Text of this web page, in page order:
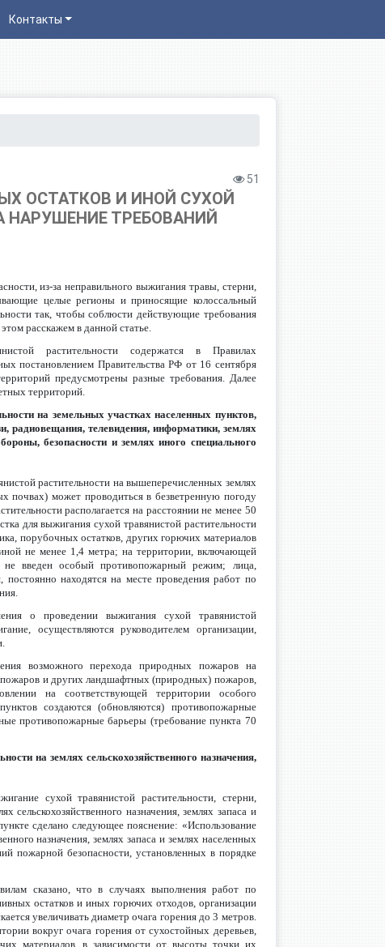
Контакты
51
ОСТАТКОВ И ИНОЙ СУХОЙ
НАРУШЕНИЕ ТРЕБОВАНИЙ
из-за неправильного выжигания травы, стерни,
целые регионы и приносящие колоссальный
так, чтобы соблюсти действующие требования
расскажем в данной статье.
растительности содержатся в Правилах
постановлением Правительства РФ от 16 сентября
предусмотрены разные требования. Далее
территорий.
на земельных участках населенных пунктов,
радиовещания, телевидения, информатики, землях
безопасности и землях иного специального
растительности на вышеперечисленных землях
почвах) может проводиться в безветренную погоду
располагается на расстоянии не менее 50
для выжигания сухой травянистой растительности
порубочных остатков, других горючих материалов
не менее 1,4 метра; на территории, включающей
не введен особый противопожарный режим; лица,
находятся на месте проведения работ по
о проведении выжигания сухой травянистой
осуществляются руководителем организации,
возможного перехода природных пожаров на
и других ландшафтных (природных) пожаров,
на соответствующей территории особого
создаются (обновляются) противопожарные
противопожарные барьеры (требование пункта 70
на землях сельскохозяйственного назначения,
сухой травянистой растительности, стерни,
назначения, землях запаса и
сделано следующее пояснение: «Использование
назначения, землях запаса и землях населенных
пожарной безопасности, установленных в порядке
сказано, что в случаях выполнения работ по
остатков и иных горючих отходов, организации
увеличивать диаметр очага горения до 3 метров.
вокруг очага горения от сухостойных деревьев,
материалов, в зависимости от высоты точки их